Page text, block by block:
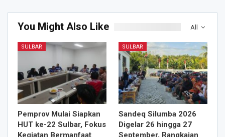
All
You Might Also Like
SULBAR
Pemprov Mulai Siapkan
HUT ke-22 Sulbar, Fokus
Kegiatan Bermanfaat
SULBAR
Sandeq Silumba 2026
Digelar 26 hingga 27
September, Rangkaian